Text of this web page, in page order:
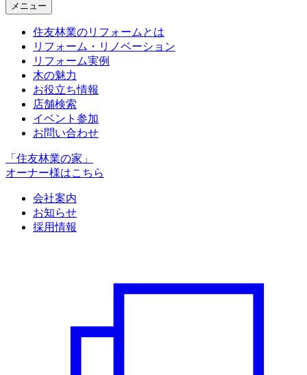
メニュー
住友林業のリフォームとは
リフォーム・リノベーション
リフォーム実例
木の魅力
お役立ち情報
店舗検索
イベント参加
お問い合わせ
「住友林業の家」
オーナー様はこちら
会社案内
お知らせ
採用情報